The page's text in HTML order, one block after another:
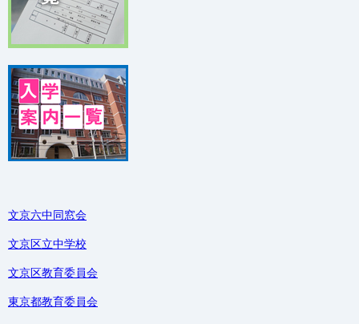
文京六中同窓会
文京区立中学校
文京区教育委員会
東京都教育委員会